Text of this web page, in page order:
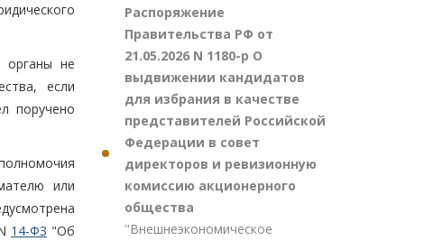
органы не
если
поручено
или
14-ФЗ "Об
Распоряжение
Правительства РФ от
21.05.2026 N 1180-р О
выдвижении кандидатов
для избрания в качестве
представителей Российской
Федерации в совет
директоров и ревизионную
комиссию акционерного
общества
"Внешнеэкономическое